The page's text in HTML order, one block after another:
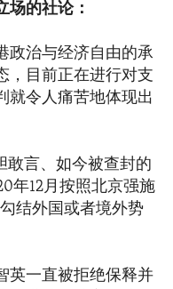
场的社论：
政治与经济自由的承
，目前正在进行对支
就令人痛苦地体现出
敢言、如今被查封的
年12月按照北京强施
结外国或者境外势
英一直被拒绝保释并